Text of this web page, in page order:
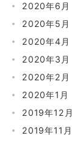
2020年6月
2020年5月
2020年4月
2020年3月
2020年2月
2020年1月
2019年12月
2019年11月